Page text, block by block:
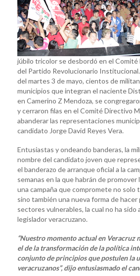
júbilo tricolor se desbordó en el
del Partido Revolucionario
del martes 3 de mayo, cientos de
municipios que integran el naciente
en Camerino Z Mendoza, se
y cerraron filas en el Comité Directivo
abanderar las representaciones
candidato Jorge David Reyes Vera.
Entusiastas y ondeando banderas, la
nombre del candidato joven que
el banderazo de arranque oficial a la
semanas en la que habrán de
una campaña que compromete no solo
sino también una nueva forma de hacer
sectores vulnerables, la cual no ha sido
legislador veracruzano.
“Nuestro momento actual en Veracruz
el de la transformación de la política
conjunto de principios que postulen la
veracruzanos”, dijo entusiasmado el